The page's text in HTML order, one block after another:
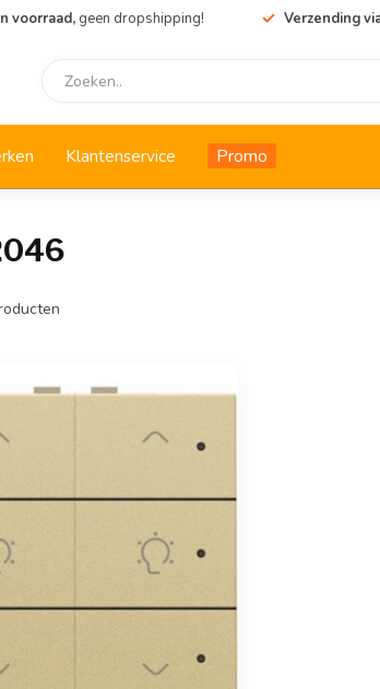
voorraad, geen dropshipping! Verzending
Klantenservice Promo